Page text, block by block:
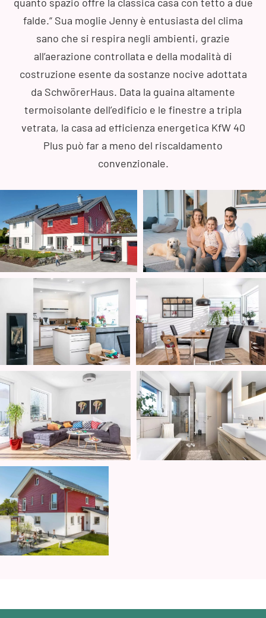
falde.“ Sua moglie Jenny è entusiasta del clima
sano che si respira negli ambienti, grazie
all’aerazione controllata e della modalità di
costruzione esente da sostanze nocive adottata
da SchwörerHaus. Data la guaina altamente
termoisolante dell’edificio e le finestre a tripla
vetrata, la casa ad efficienza energetica KfW 40
Plus può far a meno del riscaldamento
convenzionale.